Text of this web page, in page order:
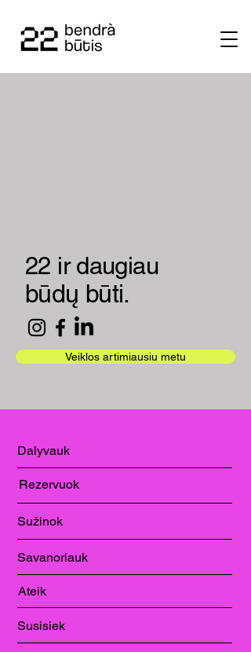
22 ir daugiau
būdų būti.
Veiklos artimiausiu metu
Dalyvauk
Rezervuok
Sužinok
Savanoriauk
Ateik
Susisiek